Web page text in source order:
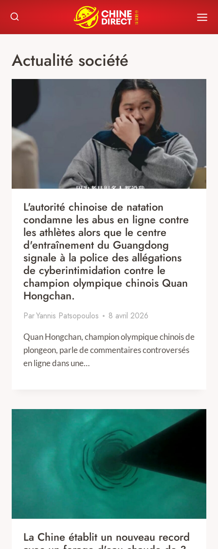
content
Actualité société
L'autorité chinoise de natation
condamne les abus en ligne contre
les athlètes alors que le centre
d'entraînement du Guangdong
signale à la police des allégations
de cyberintimidation contre le
champion olympique chinois Quan
Hongchan.
ParYannis Patsopoulos 8 avril 2026
Quan Hongchan, champion olympique chinois de
plongeon, parle de commentaires controversés
en ligne dans une…
La Chine établit un nouveau record